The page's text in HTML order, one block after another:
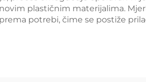
plastičnim materijalima.
potrebi, čime se postiže